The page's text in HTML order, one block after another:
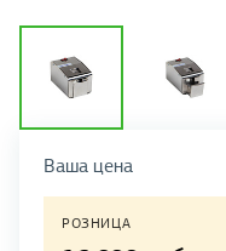
Ваша цена
РОЗНИЦА